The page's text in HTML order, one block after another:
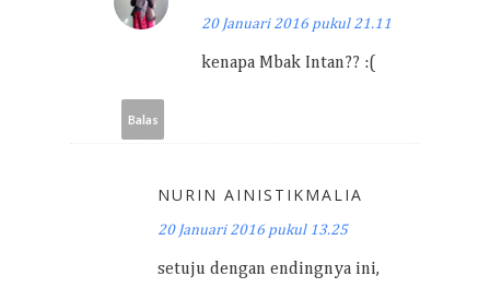
20 Januari 2016 pukul 21.11
kenapa Mbak Intan?? :(
Balas
NURIN AINISTIKMALIA
20 Januari 2016 pukul 13.25
setuju dengan endingnya ini,